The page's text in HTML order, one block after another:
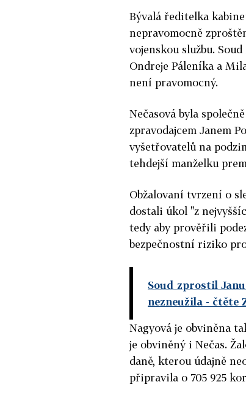
Bývalá ředitelka
nepravomocně
vojenskou službu.
Ondreje Páleníka a
není pravomocný.
Nečasová byla
zpravodajcem Janem
vyšetřovatelů na
tehdejší manželku
Obžalovaní tvrzení o
dostali úkol "z
tedy aby prověřili
bezpečnostní riziko
Soud zprostil
nezneužila - čtěte
Nagyová je obviněna
je obviněný i Nečas.
daně, kterou údajně
připravila o 705 925